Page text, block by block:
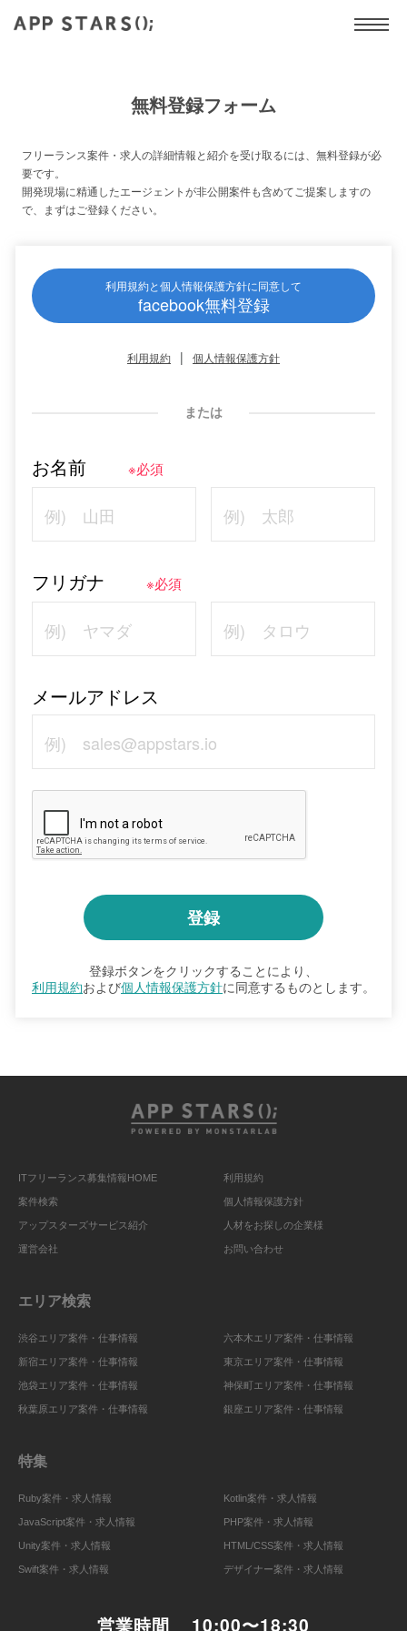
無料登録フォーム
フリーランス案件・求人の詳細情報と紹介を受け取るには、無料登録が必
要です。
開発現場に精通したエージェントが非公開案件も含めてご提案しますの
で、まずはご登録ください。
利用規約と個人情報保護方針に同意して
facebook無料登録
利用規約 | 個人情報保護方針
または
お名前 ※必須
フリガナ ※必須
メールアドレス
登録ボタンをクリックすることにより、
利用規約および個人情報保護方針に同意するものとします。
ITフリーランス募集情報HOME
案件検索
アップスターズサービス紹介
運営会社
利用規約
個人情報保護方針
人材をお探しの企業様
お問い合わせ
エリア検索
渋谷エリア案件・仕事情報
新宿エリア案件・仕事情報
池袋エリア案件・仕事情報
秋葉原エリア案件・仕事情報
六本木エリア案件・仕事情報
東京エリア案件・仕事情報
神保町エリア案件・仕事情報
銀座エリア案件・仕事情報
特集
Ruby案件・求人情報
JavaScript案件・求人情報
Unity案件・求人情報
Swift案件・求人情報
Kotlin案件・求人情報
PHP案件・求人情報
HTML/CSS案件・求人情報
デザイナー案件・求人情報
営業時間 10:00〜18:30